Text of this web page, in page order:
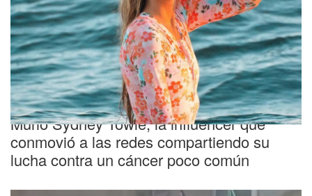
Triste
Murió Sydney Towle, la influencer que
conmovió a las redes compartiendo su
lucha contra un cáncer poco común